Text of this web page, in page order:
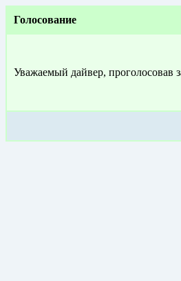
Голосование
Уважаемый дайвер, проголосовав